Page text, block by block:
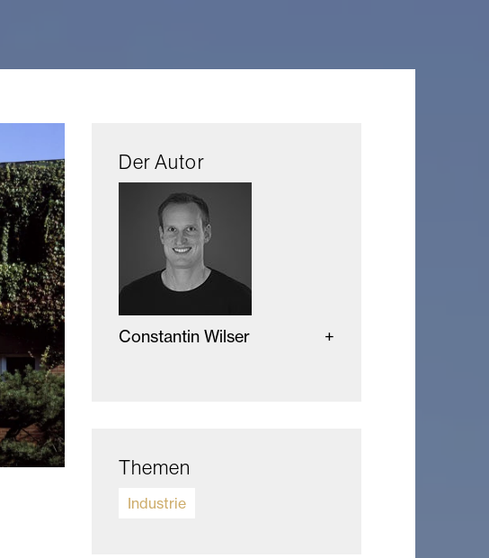
Der Autor
Constantin Wilser
Themen
Industrie